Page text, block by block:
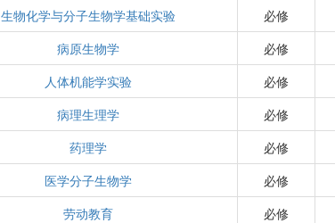
生物化学与分子生物学基础实验 必修
病原生物学 必修
人体机能学实验 必修
病理生理学 必修
药理学 必修
医学分子生物学 必修
劳动教育 必修